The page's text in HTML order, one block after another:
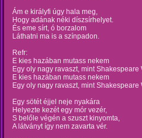
Ám e királyfi úgy hala meg,
Hogy adának néki díszsírhelyet.
És eme sírt, ó borzalom
Láthatni ma is a színpadon.
Refr:
E kies hazában mutass nekem
Egy oly nagy ravaszt, mint Shakespeare
E kies hazában mutass nekem
Egy oly nagy ravaszt, mint Shakespeare
Egy sötét éjjel neje nyakára
Helyezte kezét egy mór vezér,
S belőle végén a szuszt kinyomta,
A látványt így nem zavarta vér.